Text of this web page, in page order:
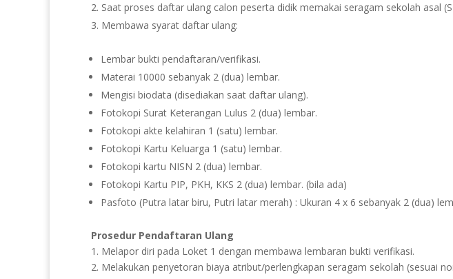
Saat proses daftar ulang calon peserta didik memakai seragam sekolah asal
Membawa syarat daftar ulang:
Lembar bukti pendaftaran/verifikasi.
Materai 10000 sebanyak 2 (dua) lembar.
Mengisi biodata (disediakan saat daftar ulang).
Fotokopi Surat Keterangan Lulus 2 (dua) lembar.
Fotokopi akte kelahiran 1 (satu) lembar.
Fotokopi Kartu Keluarga 1 (satu) lembar.
Fotokopi kartu NISN 2 (dua) lembar.
Fotokopi Kartu PIP, PKH, KKS 2 (dua) lembar. (bila ada)
Pasfoto (Putra latar biru, Putri latar merah) : Ukuran 4 x 6 sebanyak 2 (dua)
Prosedur Pendaftaran Ulang
1. Melapor diri pada Loket 1 dengan membawa lembaran bukti verifikasi.
2. Melakukan penyetoran biaya atribut/perlengkapan seragam sekolah (sesuai